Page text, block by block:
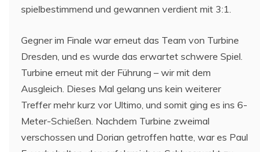
spielbestimmend und gewannen verdient mit 3:1.
Gegner im Finale war erneut das Team von Turbine
Dresden, und es wurde das erwartet schwere Spiel.
Turbine erneut mit der Führung – wir mit dem
Ausgleich. Dieses Mal gelang uns kein weiterer
Treffer mehr kurz vor Ultimo, und somit ging es ins 6-
Meter-Schießen. Nachdem Turbine zweimal
verschossen und Dorian getroffen hatte, war es Paul